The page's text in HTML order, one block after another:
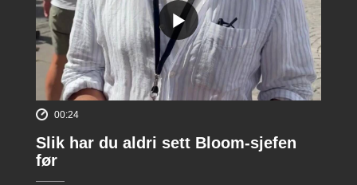
00:24
Slik har du aldri sett Bloom-sjefen
før